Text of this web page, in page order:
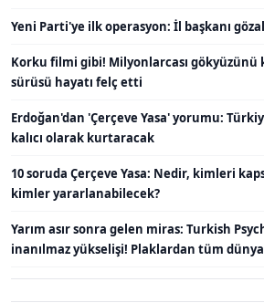
Yeni Parti'ye ilk operasyon: İl başkanı
Korku filmi gibi! Milyonlarcası gökyüzünü
sürüsü hayatı felç etti
Erdoğan'dan 'Çerçeve Yasa' yorumu:
kalıcı olarak kurtaracak
10 soruda Çerçeve Yasa: Nedir, kimleri
kimler yararlanabilecek?
Yarım asır sonra gelen miras: Turkish
inanılmaz yükselişi! Plaklardan tüm